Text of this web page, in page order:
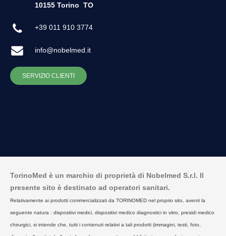
10155 Torino TO
+39 011 910 3774
info@nobelmed.it
SERVIZIO CLIENTI
TorinoMed è un marchio di proprietà di Nobelmed S.r.l. Il
presente sito è destinato ad operatori sanitari.
Relativamente ai prodotti commercializzati da TORINOMED nel proprio sito, aventi la
seguente natura : dispositivi medici, dispositivi medico diagnostici in vitro, presidi medico
chirurgici, si intende che, tutti i contenuti relativi a tali prodotti (immagini, testi, foto,